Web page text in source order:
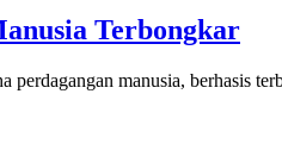
Terbongkar
manusia, berhasis